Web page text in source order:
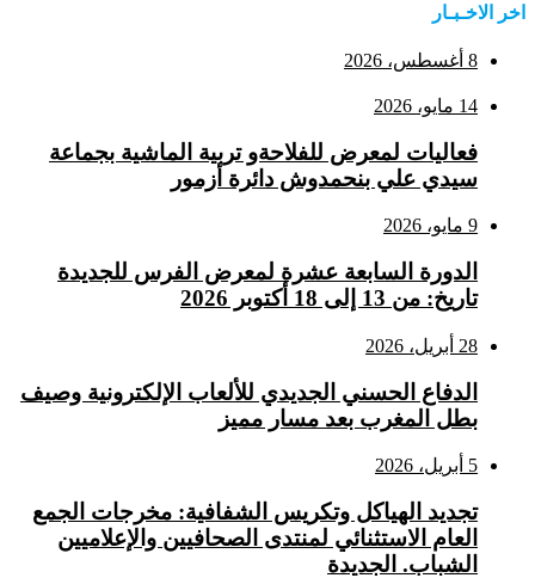
اخر الاخـبـار
8 أغسطس، 2026
14 مايو، 2026
فعاليات لمعرض للفلاحةو تربية الماشية بجماعة
سيدي علي بنحمدوش دائرة أزمور
9 مايو، 2026
الدورة السابعة عشرة لمعرض الفرس للجديدة
تاريخ: من 13 إلى 18 أكتوبر 2026
28 أبريل، 2026
الدفاع الحسني الجديدي للألعاب الإلكترونية وصيف
بطل المغرب بعد مسار مميز
5 أبريل، 2026
تجديد الهياكل وتكريس الشفافية: مخرجات الجمع
العام الاستثنائي لمنتدى الصحافيين والإعلاميين
الشباب. الجديدة